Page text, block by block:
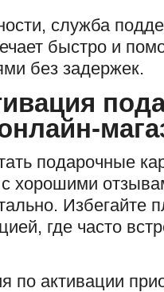
служба
быстро и
без задержек.
подарочные
хорошими
Избегайте
где часто
по активации